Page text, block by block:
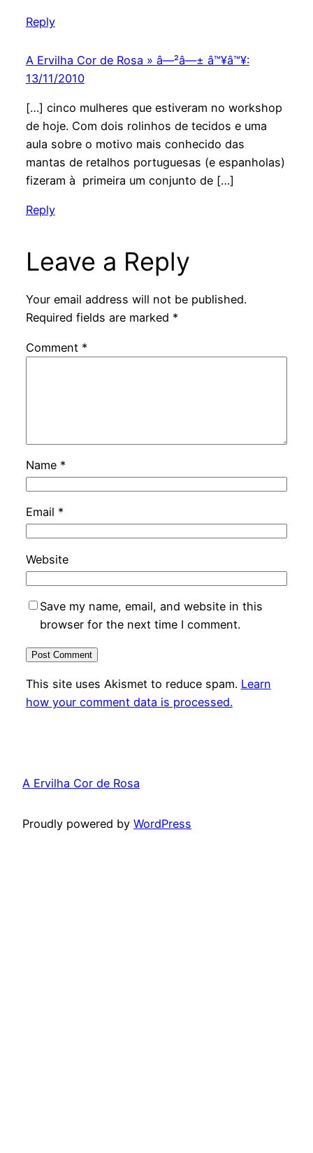
Reply
A Ervilha Cor de Rosa » â—²â—± â™¥â™¥:
13/11/2010
[…] cinco mulheres que estiveram no workshop
de hoje. Com dois rolinhos de tecidos e uma
aula sobre o motivo mais conhecido das
mantas de retalhos portuguesas (e espanholas)
fizeram à primeira um conjunto de […]
Reply
Leave a Reply
Your email address will not be published.
Required fields are marked *
Comment *
Name *
Email *
Website
Save my name, email, and website in this
browser for the next time I comment.
This site uses Akismet to reduce spam. Learn
how your comment data is processed.
A Ervilha Cor de Rosa
Proudly powered by WordPress